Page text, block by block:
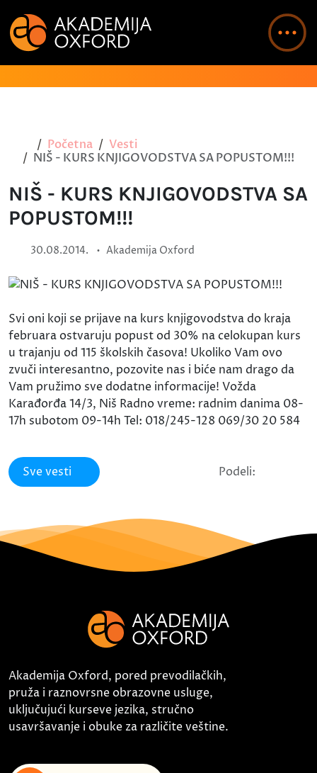
Početna
Vesti
NIŠ - KURS KNJIGOVODSTVA SA POPUSTOM!!!
NIŠ - KURS KNJIGOVODSTVA SA
POPUSTOM!!!
30.08.2014. • Akademija Oxford
Svi oni koji se prijave na kurs knjigovodstva do kraja
februara ostvaruju popust od 30% na celokupan kurs
u trajanju od 115 školskih časova! Ukoliko Vam ovo
zvuči interesantno, pozovite nas i biće nam drago da
Vam pružimo sve dodatne informacije! Vožda
Karađorđa 14/3, Niš Radno vreme: radnim danima 08-
17h subotom 09-14h Tel: 018/245-128 069/30 20 584
Sve vesti Podeli:
Akademija Oxford, pored prevodilačkih,
pruža i raznovrsne obrazovne usluge,
uključujući kurseve jezika, stručno
usavršavanje i obuke za različite veštine.